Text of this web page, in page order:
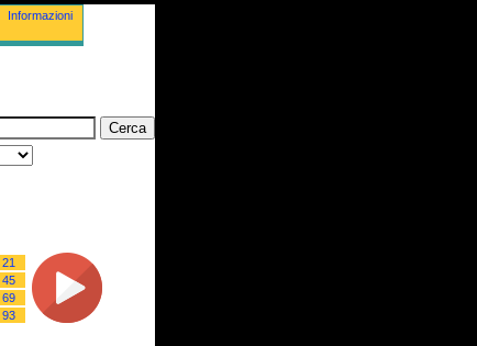
Informazioni
21
45
69
93